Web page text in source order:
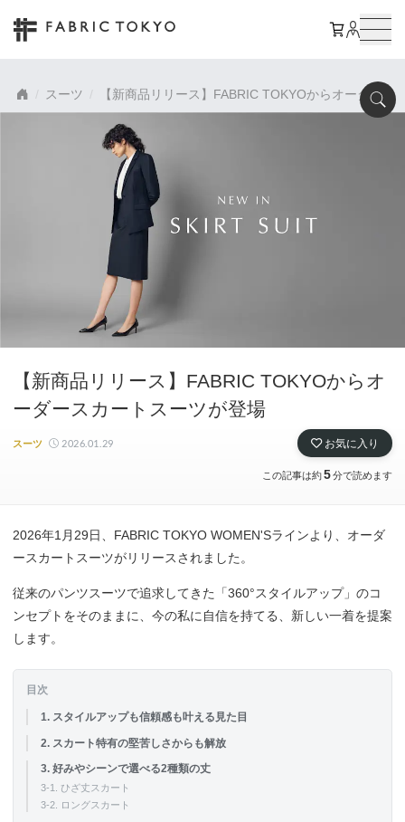
スーツ 【新商品リリース】FABRIC TOKYOからオーダース
【新商品リリース】FABRIC TOKYOからオ
ーダースカートスーツが登場
スーツ 2026.01.29 お気に入り
この記事は約5分で読めます
2026年1月29日、FABRIC TOKYO WOMEN'Sラインより、オーダ
ースカートスーツがリリースされました。
従来のパンツスーツで追求してきた「360°スタイルアップ」のコ
ンセプトをそのままに、今の私に自信を持てる、新しい一着を提案
します。
目次
1. スタイルアップも信頼感も叶える見た目
2. スカート特有の堅苦しさからも解放
3. 好みやシーンで選べる2種類の丈
3-1. ひざ丈スカート
3-2. ロングスカート